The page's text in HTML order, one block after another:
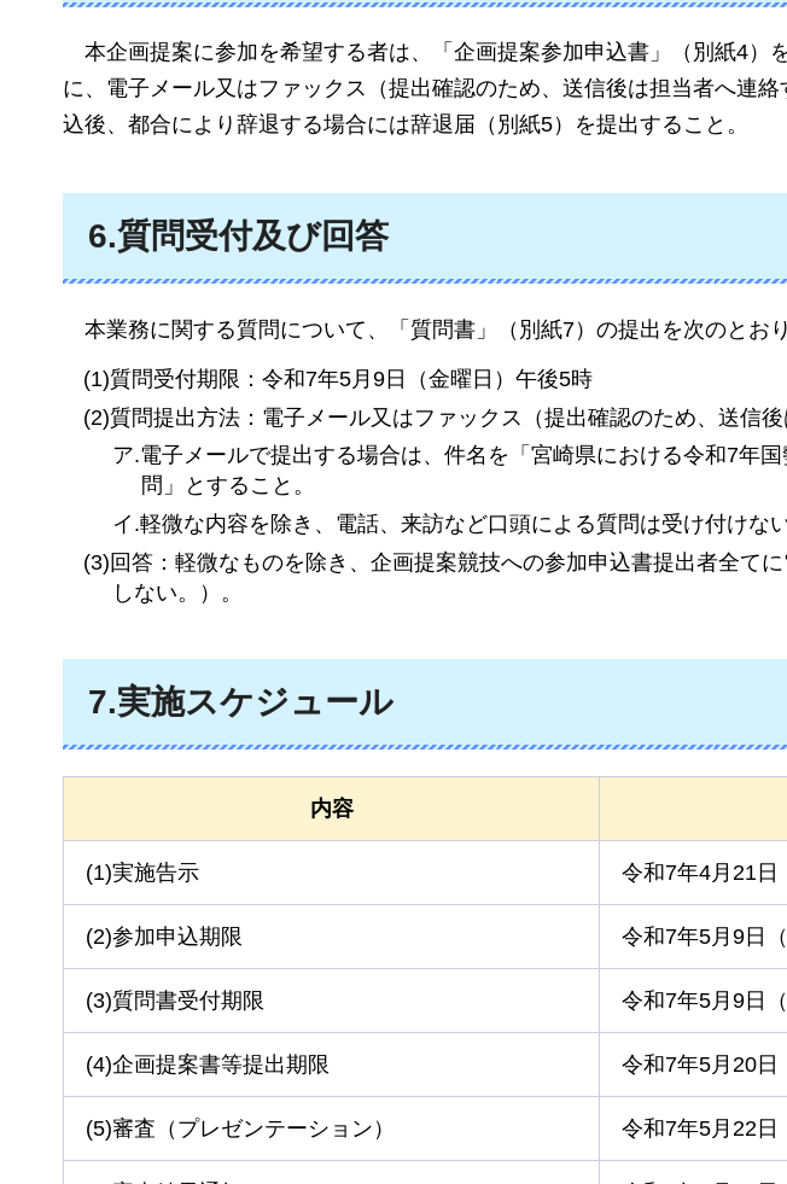
本企画提案に参加を希望する者は、「企画提案参加申込書」（別紙4）
に、電子メール又はファックス（提出確認のため、送信後は担当者へ連
込後、都合により辞退する場合には辞退届（別紙5）を提出すること。
6.質問受付及び回答
本業務に関する質問について、「質問書」（別紙7）の提出を次のとお
(1)質問受付期限：令和7年5月9日（金曜日）午後5時
(2)質問提出方法：電子メール又はファックス（提出確認のため、送信後
ア.電子メールで提出する場合は、件名を「宮崎県における令和7年
問」とすること。
イ.軽微な内容を除き、電話、来訪など口頭による質問は受け付けない
(3)回答：軽微なものを除き、企画提案競技への参加申込書提出者全て
しない。）。
7.実施スケジュール
内容
(1)実施告示 令和7年4月21日
(2)参加申込期限 令和7年5月9日
(3)質問書受付期限 令和7年5月9日
(4)企画提案書等提出期限 令和7年5月20日
(5)審査（プレゼンテーション） 令和7年5月22日